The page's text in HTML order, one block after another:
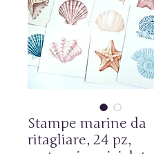
Stampe marine da
ritagliare, 24 pz,